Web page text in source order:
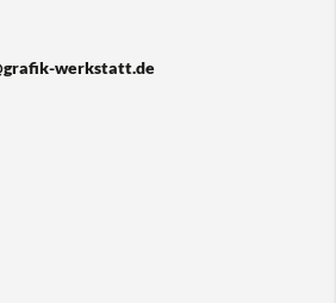
werkstatt.de